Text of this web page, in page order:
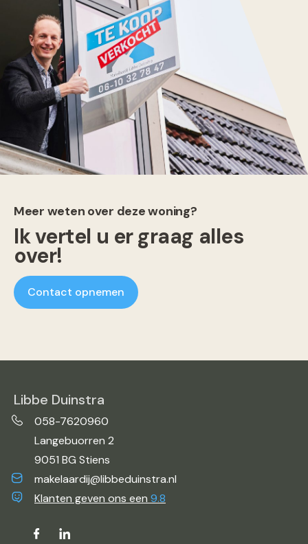
Meer weten over deze woning?
Ik vertel u er graag alles
over!
Contact opnemen
Libbe Duinstra
058-7620960
Langebuorren 2
9051 BG Stiens
makelaardij@libbeduinstra.nl
Klanten geven ons een 9.8